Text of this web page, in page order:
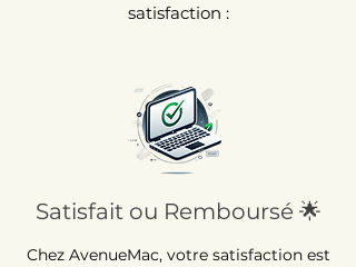
satisfaction :
Satisfait ou Remboursé 🌟
Chez AvenueMac, votre satisfaction est